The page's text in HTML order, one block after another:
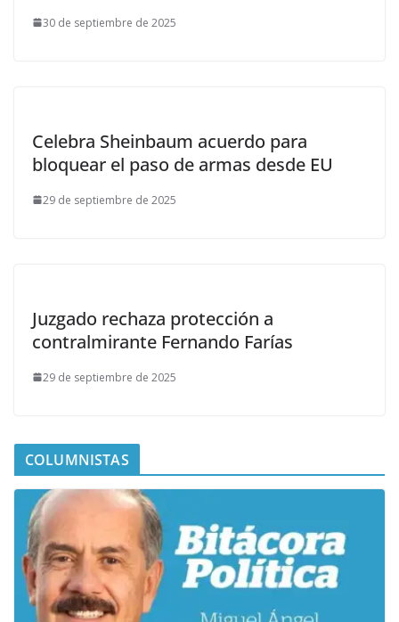
30 de septiembre de 2025
Celebra Sheinbaum acuerdo para
bloquear el paso de armas desde EU
29 de septiembre de 2025
Juzgado rechaza protección a
contralmirante Fernando Farías
29 de septiembre de 2025
COLUMNISTAS